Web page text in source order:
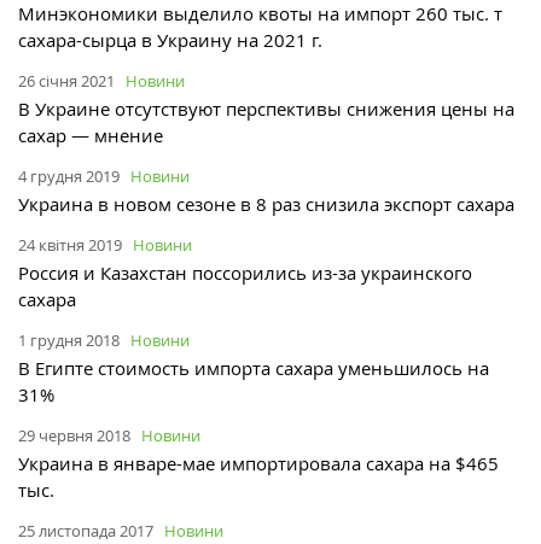
Минэкономики выделило квоты на импорт 260 тыс. т
сахара-сырца в Украину на 2021 г.
26 січня 2021 Новини
В Украине отсутствуют перспективы снижения цены на
сахар — мнение
4 грудня 2019 Новини
Украина в новом сезоне в 8 раз снизила экспорт сахара
24 квітня 2019 Новини
Россия и Казахстан поссорились из-за украинского
сахара
1 грудня 2018 Новини
В Египте стоимость импорта сахара уменьшилось на
31%
29 червня 2018 Новини
Украина в январе-мае импортировала сахара на $465
тыс.
25 листопада 2017 Новини